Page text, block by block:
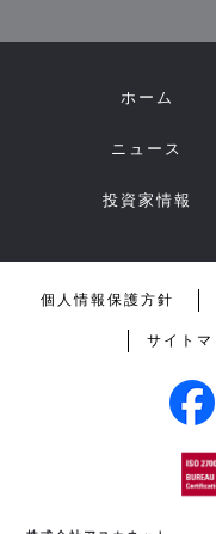
ホーム
ニュース
投資家情報
個人情報保護方針
サイトマ